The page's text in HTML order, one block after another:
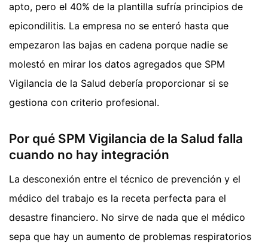
apto, pero el 40% de la plantilla sufría principios de
epicondilitis. La empresa no se enteró hasta que
empezaron las bajas en cadena porque nadie se
molestó en mirar los datos agregados que SPM
Vigilancia de la Salud debería proporcionar si se
gestiona con criterio profesional.
Por qué SPM Vigilancia de la Salud falla
cuando no hay integración
La desconexión entre el técnico de prevención y el
médico del trabajo es la receta perfecta para el
desastre financiero. No sirve de nada que el médico
sepa que hay un aumento de problemas respiratorios